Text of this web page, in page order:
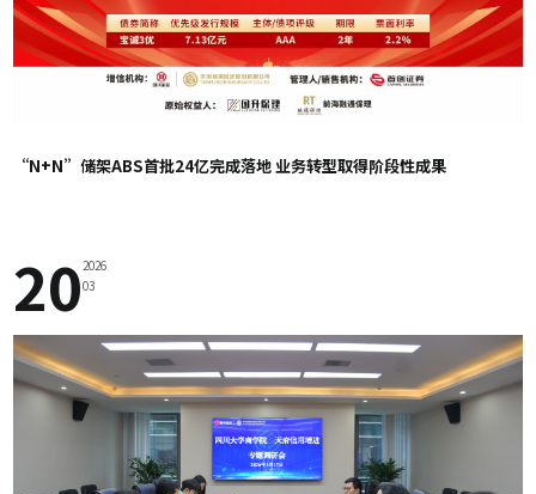
“N+N”储架ABS首批24亿完成落地 业务转型取得阶段性成果
202026
03